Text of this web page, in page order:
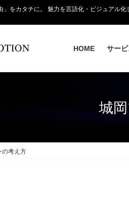
」をカタチに。 魅力を言語化・ビジュアル
HOME サー
城
の考え方